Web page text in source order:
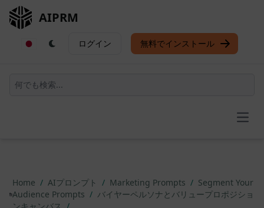
AIPRM
ログイン 無料でインストール
Home / AIプロンプト / Marketing Prompts / Segment Your
Audience Prompts / バイヤーペルソナとバリュープロポジショ